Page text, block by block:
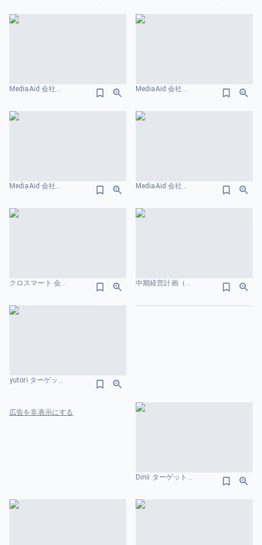
MediaAid 会社紹介資料 ターゲット市場のスライドデザイン MediaAid 会社紹介資料 ポイントのスライドデザイン
MediaAid 会社紹介資料 ターゲットっ市場のスライドデザイン MediaAid 会社紹介資料 ターゲット市場のスライドデザイン
クロスマート 会社紹介資料 ターゲット市場のスライドデザイン 中期経営計画（VISION 2030） 株式会社INFORICH 拠点のスライドデザイン
yutori ターゲット市場のスライドデザイン
広告を非表示にする
Dinii ターゲット市場のスライドデザイン